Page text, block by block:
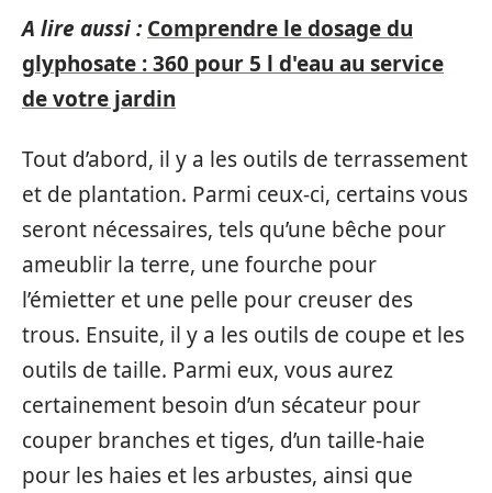
A lire aussi : Comprendre le dosage du
glyphosate : 360 pour 5 l d'eau au service
de votre jardin
Tout d’abord, il y a les outils de terrassement
et de plantation. Parmi ceux-ci, certains vous
seront nécessaires, tels qu’une bêche pour
ameublir la terre, une fourche pour
l’émietter et une pelle pour creuser des
trous. Ensuite, il y a les outils de coupe et les
outils de taille. Parmi eux, vous aurez
certainement besoin d’un sécateur pour
couper branches et tiges, d’un taille-haie
pour les haies et les arbustes, ainsi que